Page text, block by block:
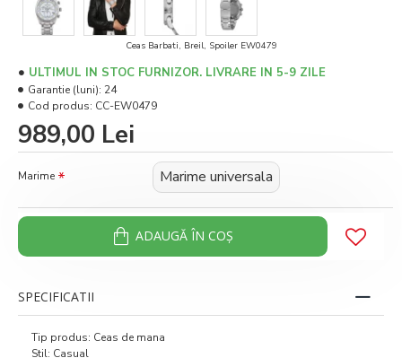
Ceas Barbati, Breil, Spoiler EW0479
989,00 Lei
ULTIMUL IN STOC FURNIZOR. LIVRARE IN 5-9 ZILE
Garantie (luni): 24
Cod produs: CC-EW0479
Marime Marime universala
ADAUGĂ ÎN COŞ
SPECIFICATII
Tip produs: Ceas de mana
Stil: Casual